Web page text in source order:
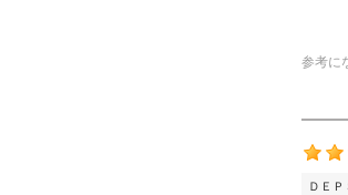
参考に
ＤＥ